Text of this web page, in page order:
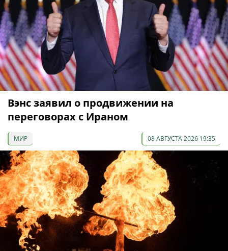
Вэнс заявил о продвижении на
переговорах с Ираном
МИР 08 АВГУСТА 2026 19:35